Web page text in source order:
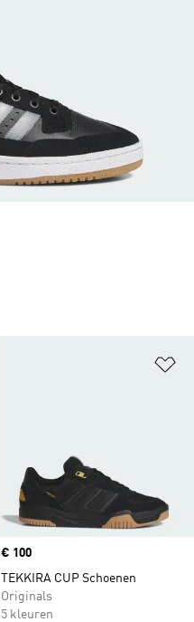
Price
€ 100
TEKKIRA CUP Schoenen
Originals
5 kleuren